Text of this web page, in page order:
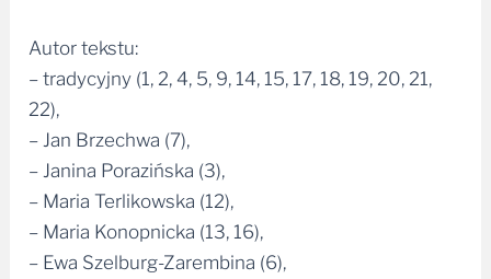
Autor tekstu:
– tradycyjny (1, 2, 4, 5, 9, 14, 15, 17, 18, 19, 20, 21,
22),
– Jan Brzechwa (7),
– Janina Porazińska (3),
– Maria Terlikowska (12),
– Maria Konopnicka (13, 16),
– Ewa Szelburg-Zarembina (6),